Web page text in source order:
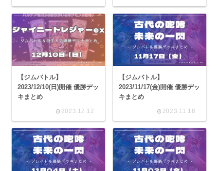
【ジムバトル】
2023/12/10(日)開催 優勝デッ
キまとめ
2023.12.12
【ジムバトル】
2023/11/17(金)開催 優勝デッ
キまとめ
2023.11.18